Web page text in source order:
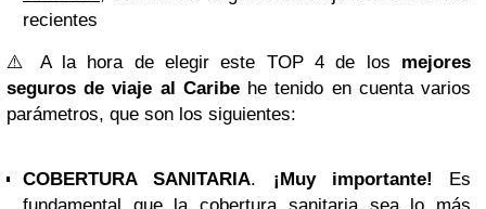
recientes
⚠️ A la hora de elegir este TOP 4 de los mejores
seguros de viaje al Caribehe tenido en cuenta varios
parámetros, que son los siguientes:
COBERTURA SANITARIA. ¡Muy importante! Es